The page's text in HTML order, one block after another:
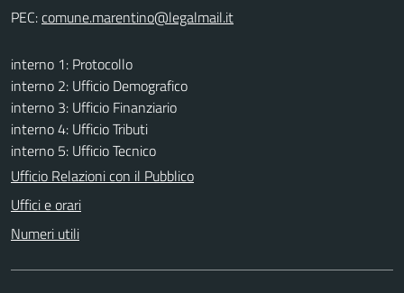
PEC:
interno 1: Protocollo
interno 2: Ufficio Demografico
interno 3: Ufficio Finanziario
interno 4: Ufficio Tributi
interno 5: Ufficio Tecnico
Ufficio Relazioni con il Pubblico
Uffici e orari
Numeri utili